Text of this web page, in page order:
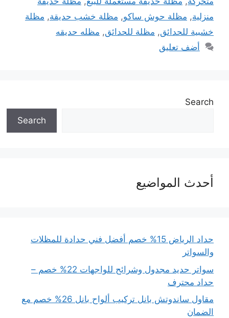
منزلية, مظلة حوش ساكو, مظلة خشب حديقة, مظلة
خشبية للحدائق, مظلة للحدائق, مظله حديقه
أضف تعليق
Search
Search
أحدث المواضيع
حداد الرياض 15% خصم أفضل فني حدادة للمظلات
والسواتر
سواتر حديد مجدول وشرائح للواجهات 22% خصم –
حداد محترف
مقاول ساندوتش بانل تركيب ألواح بانل 26% خصم مع
الضمان